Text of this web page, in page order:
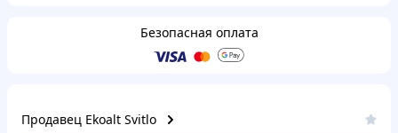
Безопасная оплата
Продавец Ekoalt Svitlo